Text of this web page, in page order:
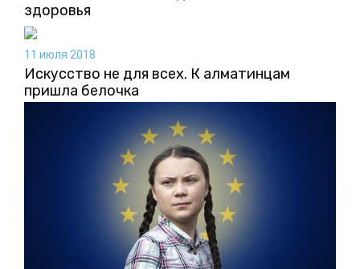
здоровья
11 июля 2018
Искусство не для всех. К алматинцам
пришла белочка